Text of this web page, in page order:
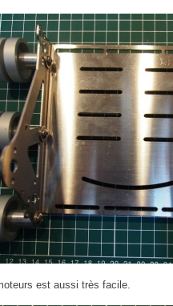
est aussi très facile.